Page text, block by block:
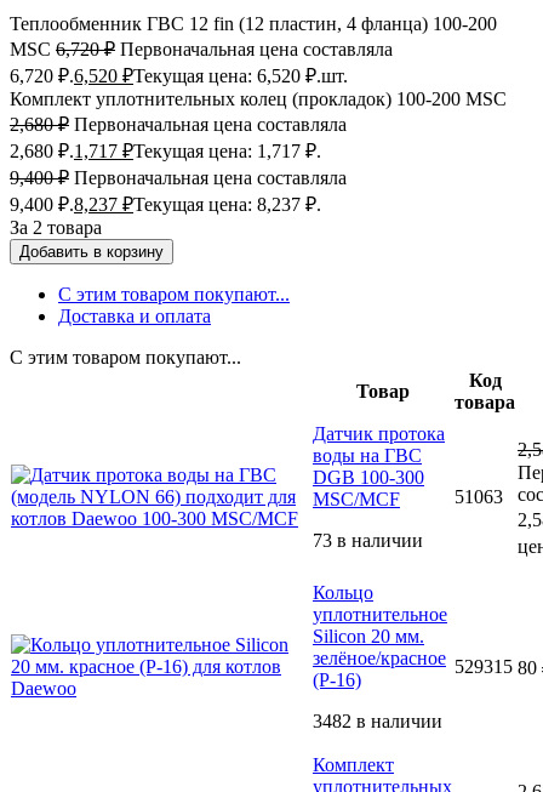
Теплообменник ГВС 12 fin (12 пластин, 4 фланца) 100-200
MSC 6,720₽ Первоначальная цена составляла
6,720 ₽.6,520 ₽Текущая цена: 6,520 ₽.шт.
Комплект уплотнительных колец (прокладок) 100-200 MSC
2,680₽ Первоначальная цена составляла
2,680 ₽.1,717 ₽Текущая цена: 1,717 ₽.
9,400₽ Первоначальная цена составляла
9,400 ₽.8,237 ₽Текущая цена: 8,237 ₽.
За 2 товара
Добавить в корзину
С этим товаром покупают...
Доставка и оплата
С этим товаром покупают...
Товар
Код
товара
Датчик протока
воды на ГВС
DGB 100-300
MSC/MCF
73 в наличии
51063
Кольцо
уплотнительное
Silicon 20 мм.
зелёное/красное
(Р-16)
3482 в наличии
529315 80
Комплект
уплотнительных